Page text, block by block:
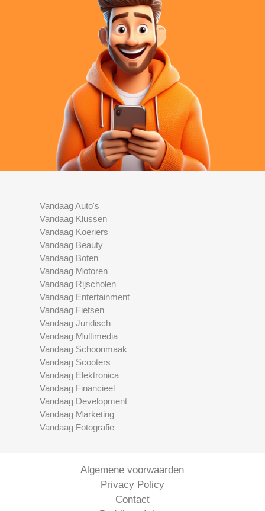
Vandaag Auto's
Vandaag Klussen
Vandaag Koeriers
Vandaag Beauty
Vandaag Boten
Vandaag Motoren
Vandaag Rijscholen
Vandaag Entertainment
Vandaag Fietsen
Vandaag Juridisch
Vandaag Multimedia
Vandaag Schoonmaak
Vandaag Scooters
Vandaag Elektronica
Vandaag Financieel
Vandaag Development
Vandaag Marketing
Vandaag Fotografie
Algemene voorwaarden
Privacy Policy
Contact